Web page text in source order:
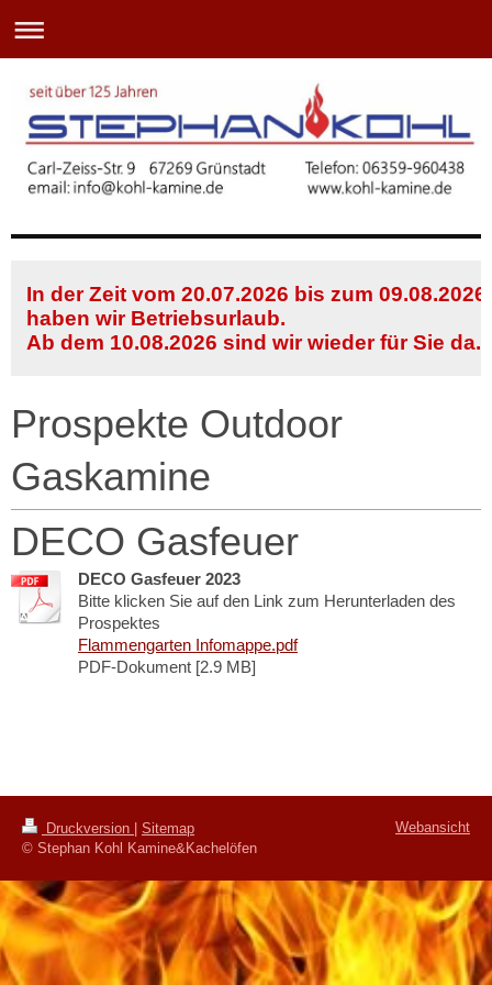
In der Zeit vom 20.07.2026 bis zum 09.08.2026
haben wir Betriebsurlaub.
Ab dem 10.08.2026 sind wir wieder für Sie da.
Prospekte Outdoor
Gaskamine
DECO Gasfeuer
DECO Gasfeuer 2023
Bitte klicken Sie auf den Link zum Herunterladen des
Prospektes
Flammengarten Infomappe.pdf
PDF-Dokument [2.9 MB]
Druckversion | Sitemap
© Stephan Kohl Kamine&Kachelöfen
Webansicht